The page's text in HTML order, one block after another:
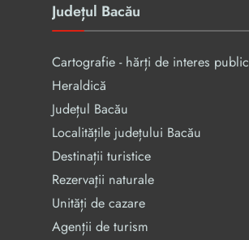
Județul Bacău
Cartografie - hărți de interes public
Heraldică
Județul Bacău
Localitățile județului Bacău
Destinații turistice
Rezervaţii naturale
Unități de cazare
Agenții de turism